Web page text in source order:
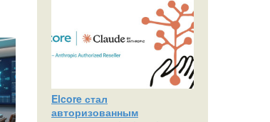
Elcore стал
авторизованным